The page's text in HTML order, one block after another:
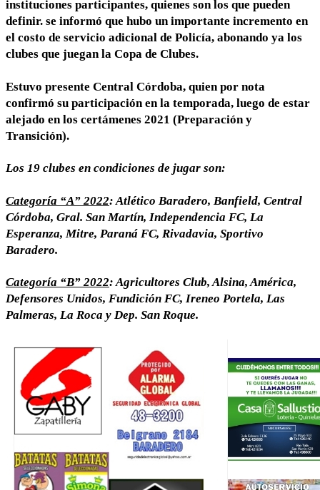
instituciones participantes, quienes son los que pueden
definir. se informó que hubo un importante incremento en
el costo de servicio adicional de Policía, abonando ya los
clubes que juegan la Copa de Clubes.
Estuvo presente Central Córdoba, quien por nota
confirmó su participación en la temporada, luego de estar
alejado en los certámenes 2021 (Preparación y
Transición).
Los 19 clubes en condiciones de jugar son:
Categoría “A” 2022: Atlético Baradero, Banfield, Central
Córdoba, Gral. San Martín, Independencia FC, La
Esperanza, Mitre, Paraná FC, Rivadavia, Sportivo
Baradero.
Categoría “B” 2022: Agricultores Club, Alsina, América,
Defensores Unidos, Fundición FC, Ireneo Portela, Las
Palmeras, La Roca y Dep. San Roque.